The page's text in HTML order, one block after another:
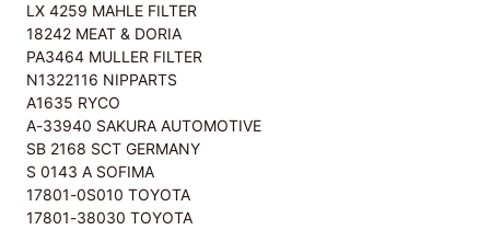
LX 4259 MAHLE FILTER
18242 MEAT & DORIA
PA3464 MULLER FILTER
N1322116 NIPPARTS
A1635 RYCO
A-33940 SAKURA AUTOMOTIVE
SB 2168 SCT GERMANY
S 0143 A SOFIMA
17801-0S010 TOYOTA
17801-38030 TOYOTA